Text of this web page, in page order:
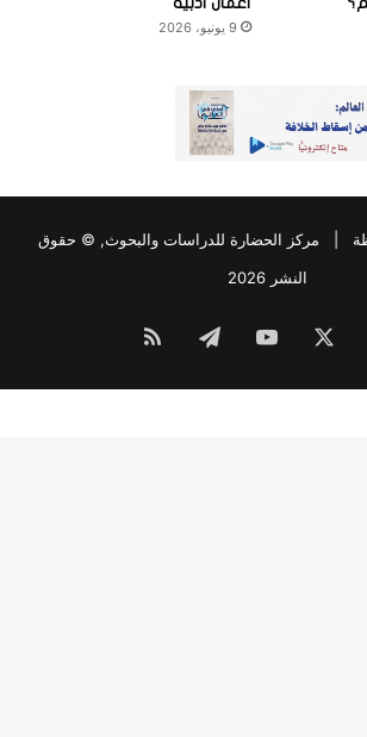
9 يونيو، 2026
| مركز الحضارة للدراسات والبحوث, © حقوق
النشر 2026
فيسبوك ‫YouTubeتيلقرام
الموقع